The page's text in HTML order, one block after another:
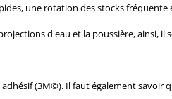
une rotation des stocks
d'eau et la poussière, ainsi,
(3M©). Il faut également savoir